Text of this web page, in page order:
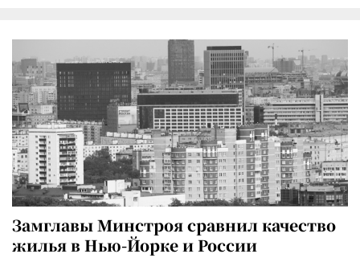
Замглавы Минстроя сравнил качество
жилья в Нью-Йорке и России